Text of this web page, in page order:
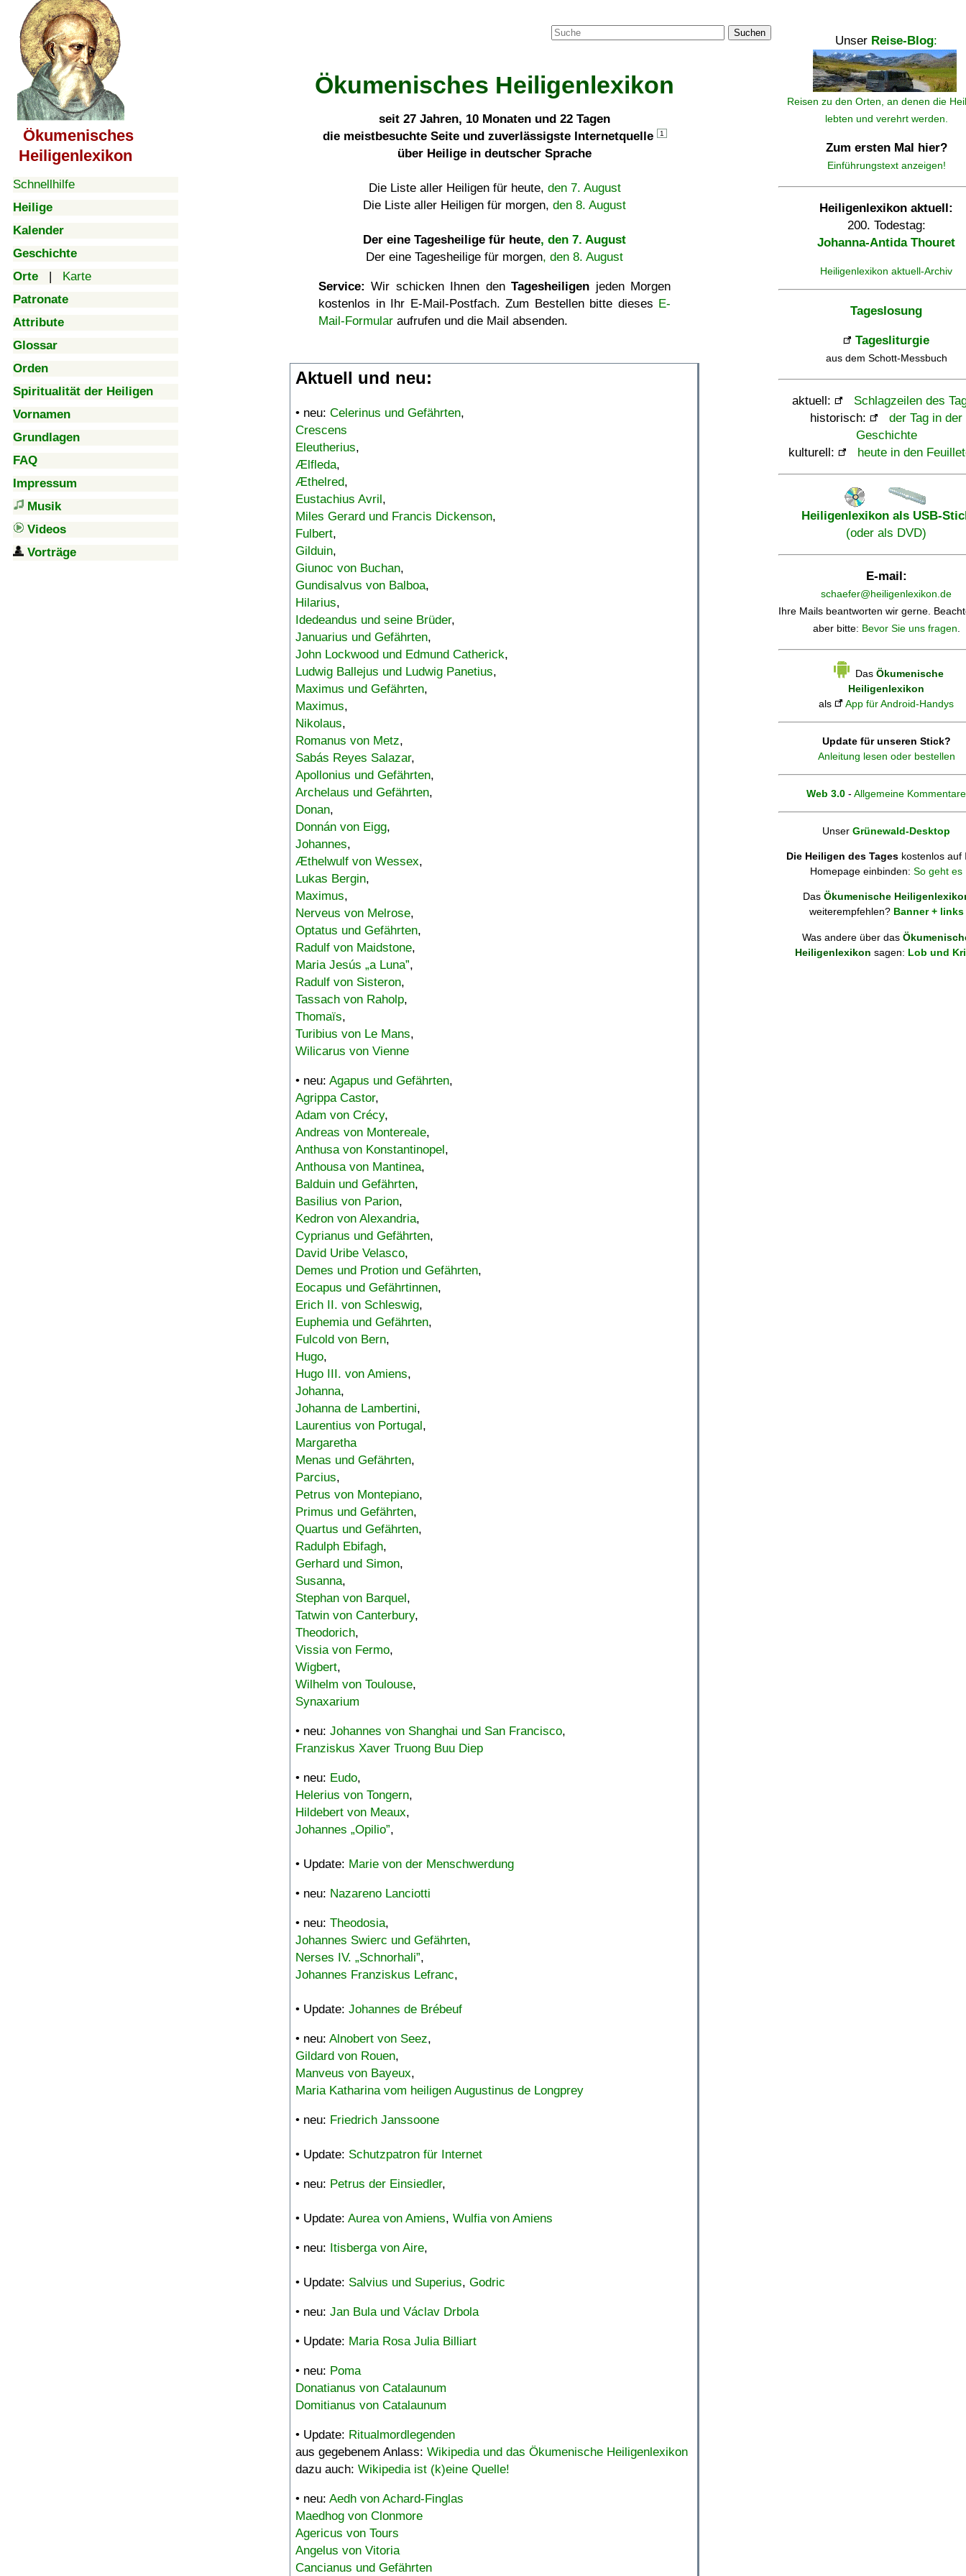
Ökumenisches
Heiligenlexikon
Schnellhilfe
Heilige
Kalender
Geschichte
Orte | Karte
Patronate
Attribute
Glossar
Orden
Spiritualität der Heiligen
Vornamen
Grundlagen
FAQ
Impressum
Musik
Videos
Vorträge
Suchen
Ökumenisches Heiligenlexikon
seit 27 Jahren, 10 Monaten und 22 Tagen
die meistbesuchte Seite und zuverlässigste Internetquelle
1
über Heilige in deutscher Sprache
Die Liste aller Heiligen für heute, den 7. August
Die Liste aller Heiligen für morgen, den 8. August
Der eine Tagesheilige für heute, den 7. August
Der eine Tagesheilige für morgen, den 8. August
Service: Wir schicken Ihnen denTagesheiligen jeden Morgen
kostenlos in Ihr E-Mail-Postfach. Zum Bestellen bitte dieses E-
Mail-Formular aufrufen und die Mail absenden.
Aktuell und neu:
• neu: Celerinus und Gefährten,
Crescens
Eleutherius,
Ælfleda,
Æthelred,
Eustachius Avril,
Miles Gerard und Francis Dickenson,
Fulbert,
Gilduin,
Giunoc von Buchan,
Gundisalvus von Balboa,
Hilarius,
Idedeandus und seine Brüder,
Januarius und Gefährten,
John Lockwood und Edmund Catherick,
Ludwig Ballejus und Ludwig Panetius,
Maximus und Gefährten,
Maximus,
Nikolaus,
Romanus von Metz,
Sabás Reyes Salazar,
Apollonius und Gefährten,
Archelaus und Gefährten,
Donan,
Donnán von Eigg,
Johannes,
Æthelwulf von Wessex,
Lukas Bergin,
Maximus,
Nerveus von Melrose,
Optatus und Gefährten,
Radulf von Maidstone,
Maria Jesús „a Luna”,
Radulf von Sisteron,
Tassach von Raholp,
Thomaïs,
Turibius von Le Mans,
Wilicarus von Vienne
• neu: Agapus und Gefährten,
Agrippa Castor,
Adam von Crécy,
Andreas von Montereale,
Anthusa von Konstantinopel,
Anthousa von Mantinea,
Balduin und Gefährten,
Basilius von Parion,
Kedron von Alexandria,
Cyprianus und Gefährten,
David Uribe Velasco,
Demes und Protion und Gefährten,
Eocapus und Gefährtinnen,
Erich II. von Schleswig,
Euphemia und Gefährten,
Fulcold von Bern,
Hugo,
Hugo III. von Amiens,
Johanna,
Johanna de Lambertini,
Laurentius von Portugal,
Margaretha
Menas und Gefährten,
Parcius,
Petrus von Montepiano,
Primus und Gefährten,
Quartus und Gefährten,
Radulph Ebifagh,
Gerhard und Simon,
Susanna,
Stephan von Barquel,
Tatwin von Canterbury,
Theodorich,
Vissia von Fermo,
Wigbert,
Wilhelm von Toulouse,
Synaxarium
• neu: Johannes von Shanghai und San Francisco,
Franziskus Xaver Truong Buu Diep
• neu: Eudo,
Helerius von Tongern,
Hildebert von Meaux,
Johannes „Opilio”,
• Update: Marie von der Menschwerdung
• neu: Nazareno Lanciotti
• neu: Theodosia,
Johannes Swierc und Gefährten,
Nerses IV. „Schnorhali”,
Johannes Franziskus Lefranc,
• Update: Johannes de Brébeuf
• neu: Alnobert von Seez,
Gildard von Rouen,
Manveus von Bayeux,
Maria Katharina vom heiligen Augustinus de Longprey
• neu: Friedrich Janssoone
• Update: Schutzpatron für Internet
• neu: Petrus der Einsiedler,
• Update: Aurea von Amiens, Wulfia von Amiens
• neu: Itisberga von Aire,
• Update: Salvius und Superius, Godric
• neu: Jan Bula und Václav Drbola
• Update: Maria Rosa Julia Billiart
• neu: Poma
Donatianus von Catalaunum
Domitianus von Catalaunum
• Update: Ritualmordlegenden
aus gegebenem Anlass: Wikipedia und das Ökumenische Heiligenlexikon
dazu auch: Wikipedia ist (k)eine Quelle!
• neu: Aedh von Achard-Finglas
Maedhog von Clonmore
Agericus von Tours
Angelus von Vitoria
Cancianus und Gefährten
Unser Reise-Blog:
Reisen zu den Orten, an denen die
lebten und verehrt werden.
Zum ersten Mal hier?
Einführungstext anzeigen!
Heiligenlexikon aktuell:
200. Todestag:
Johanna-Antida Thouret
Heiligenlexikon aktuell-Archiv
Tageslosung
Tagesliturgie
aus dem Schott-Messbuch
aktuell:
Schlagzeilen des
historisch:
der Tag in der
Geschichte
kulturell:
heute in den
Heiligenlexikon als USB-
(oder als DVD)
E-mail:
schaefer@heiligenlexikon.de
Ihre Mails beantworten wir gerne.
aber bitte: Bevor Sie uns fragen.
Das Ökumenische
Heiligenlexikon
als
App für Android-Handys
Update für unseren Stick?
Anleitung lesen oder bestellen
Web 3.0 - Allgemeine Kommentare
Unser Grünewald-Desktop
Die Heiligen des Tages kostenlos auf
Homepage einbinden: So geht es
Das Ökumenische
weiterempfehlen? Banner + links
Was andere über das
Heiligenlexikon sagen: Lob und